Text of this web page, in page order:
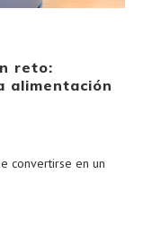
reto:
alimentación
convertirse en un